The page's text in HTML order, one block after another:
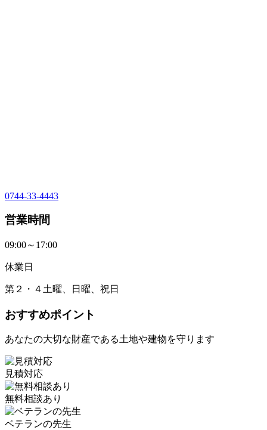
0744-33-4443
営業時間
09:00～17:00
休業日
第２・４土曜、日曜、祝日
おすすめポイント
あなたの大切な財産である土地や建物を守ります
見積対応
無料相談あり
ベテランの先生